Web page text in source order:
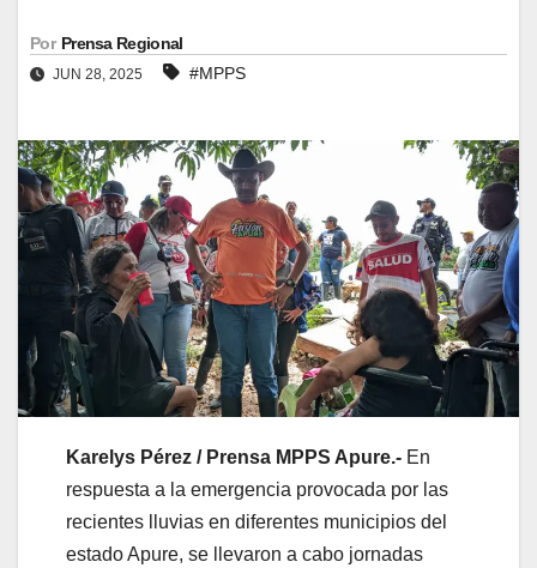
Por Prensa Regional
JUN 28, 2025 #MPPS
Karelys Pérez / Prensa MPPS Apure.- En
respuesta a la emergencia provocada por las
recientes lluvias en diferentes municipios del
estado Apure, se llevaron a cabo jornadas